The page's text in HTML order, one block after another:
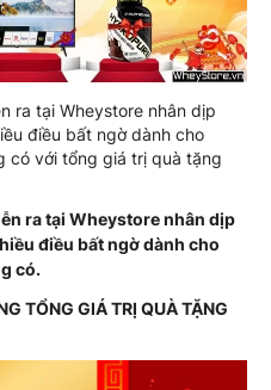
ra tại Wheystore nhân dịp
điều bất ngờ dành cho
có với tổng giá trị quà tặng
ra tại Wheystore nhân dịp
điều bất ngờ dành cho
có.
TỔNG GIÁ TRỊ QUÀ TẶNG